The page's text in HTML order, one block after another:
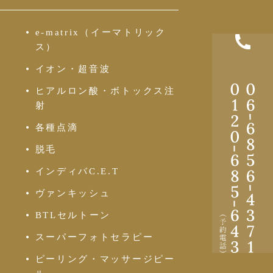
e-matrix（イーマトリック
ス）
イオン・超音波
ヒアルロン酸・ボトックス注
射
各種点滴
脱毛
インディバC.E.T
ヴァンキッシュ
BTLセルトーン
スーパーフォトセラピー
ピーリング・マッサージピー
-
-
-
-